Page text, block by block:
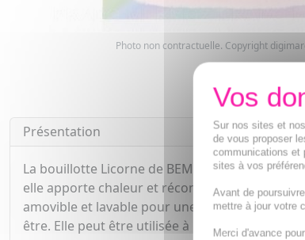
Photo non contractuelle. Copyright
Présentation
La bouillotte Licorne de BEMY est le
elle apporte chaleur et réconfort. Remplie
amovible et lavable pour une hygiène
être. Elle peut être utilisée à la maison, au
Sur nos sites et
de vous proposer
communications et
sites à vos
Avant de
mettre à jour votre
Merci d'avance